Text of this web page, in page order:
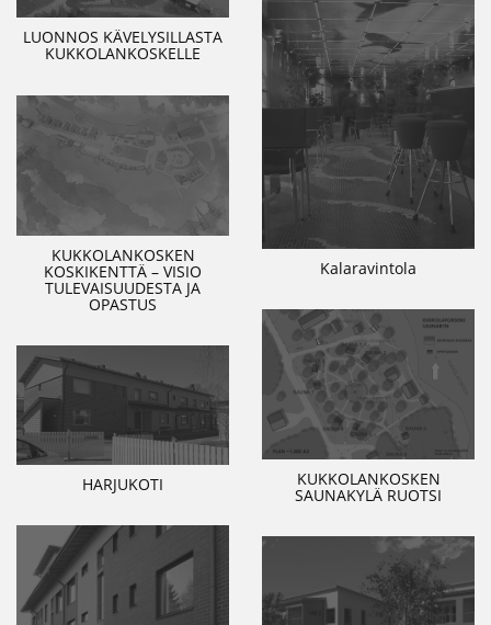
LUONNOS KÄVELYSILLASTA
KUKKOLANKOSKELLE
Kalaravintola
KUKKOLANKOSKEN
KOSKIKENTTÄ – VISIO
TULEVAISUUDESTA JA
OPASTUS
KUKKOLANKOSKEN
SAUNAKYLÄ RUOTSI
HARJUKOTI